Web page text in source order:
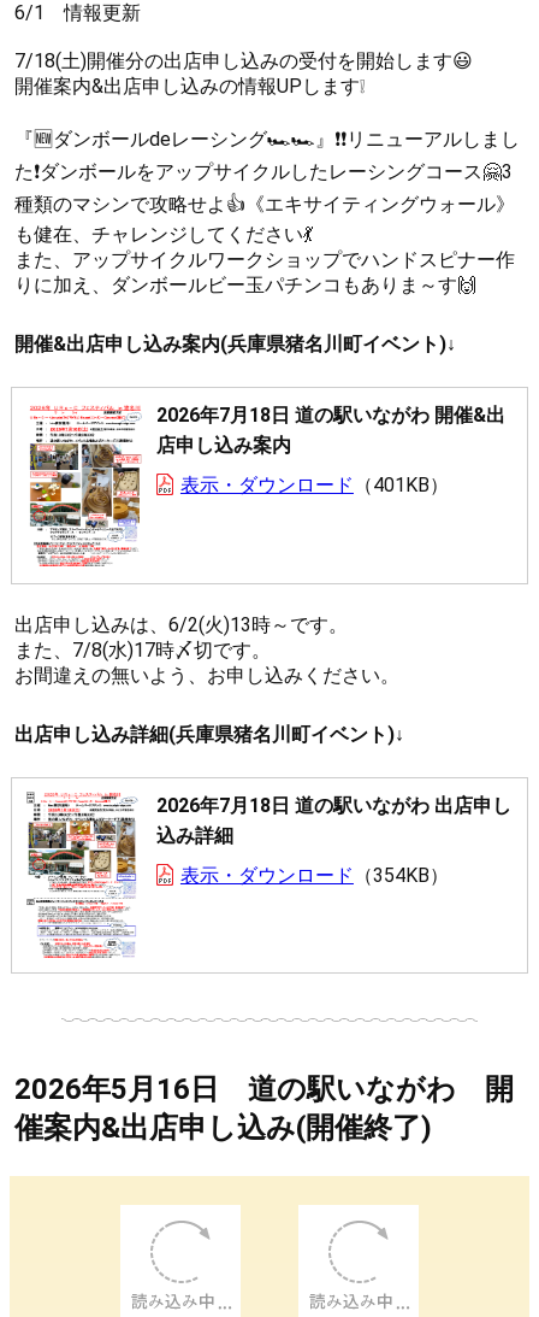
6/1 情報更新
7/18(土)開催分の出店申し込みの受付を開始します😃
開催案内&出店申し込みの情報UPします❕
『🆕ダンボールdeレーシング🏎🏎』❗❗リニューアルしまし
た❗ダンボールをアップサイクルしたレーシングコース🤗3
種類のマシンで攻略せよ👍《エキサイティングウォール》
も健在、チャレンジしてください💃
また、アップサイクルワークショップでハンドスピナー作
りに加え、ダンボールビー玉パチンコもありま～す🙌
開催&出店申し込み案内(兵庫県猪名川町イベント)↓
2026年7月18日 道の駅いながわ 開催&出
店申し込み案内
表示・ダウンロード
401KB
出店申し込みは、6/2(火)13時～です。
また、7/8(水)17時〆切です。
お間違えの無いよう、お申し込みください。
出店申し込み詳細(兵庫県猪名川町イベント)↓
2026年7月18日 道の駅いながわ 出店申し
込み詳細
表示・ダウンロード
354KB
2026年5月16日 道の駅いながわ 開
催案内&出店申し込み(開催終了)